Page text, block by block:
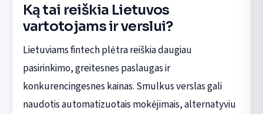
Ką tai reiškia Lietuvos
vartotojams ir verslui?
Lietuviams fintech plėtra reiškia daugiau
pasirinkimo, greitesnes paslaugas ir
konkurencingesnes kainas. Smulkus verslas gali
naudotis automatizuotais mokėjimais, alternatyviu